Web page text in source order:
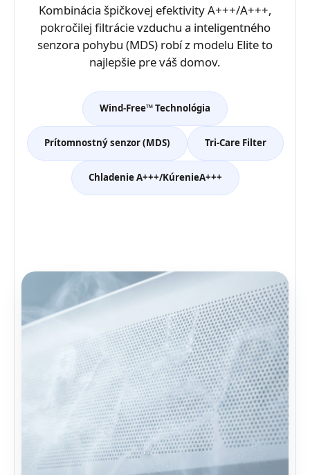
Kombinácia špičkovej efektivity A+++/A+++,
pokročilej filtrácie vzduchu a inteligentného
senzora pohybu (MDS) robí z modelu Elite to
najlepšie pre váš domov.
Wind-Free™ Technológia
Prítomnostný senzor (MDS) Tri-Care Filter
Chladenie A+++/KúrenieA+++